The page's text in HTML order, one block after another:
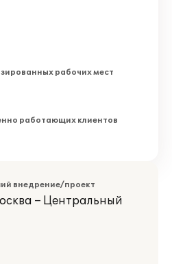
рабочих мест
работающих клиентов
внедрение/проект
– Центральный